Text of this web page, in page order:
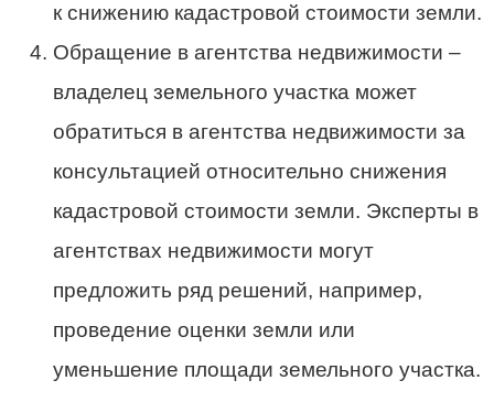
к снижению кадастровой стоимости земли.
Обращение в агентства недвижимости –
владелец земельного участка может
обратиться в агентства недвижимости за
консультацией относительно снижения
кадастровой стоимости земли. Эксперты в
агентствах недвижимости могут
предложить ряд решений, например,
проведение оценки земли или
уменьшение площади земельного участка.